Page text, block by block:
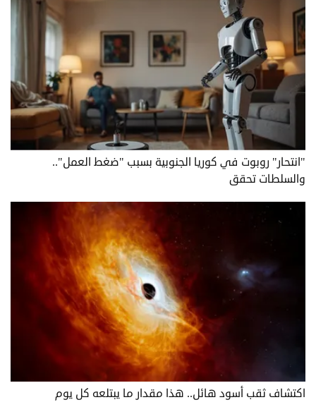
"انتحار" روبوت في كوريا الجنوبية بسبب "ضغط العمل"..
والسلطات تحقق
اكتشاف ثقب أسود هائل.. هذا مقدار ما يبتلعه كل يوم